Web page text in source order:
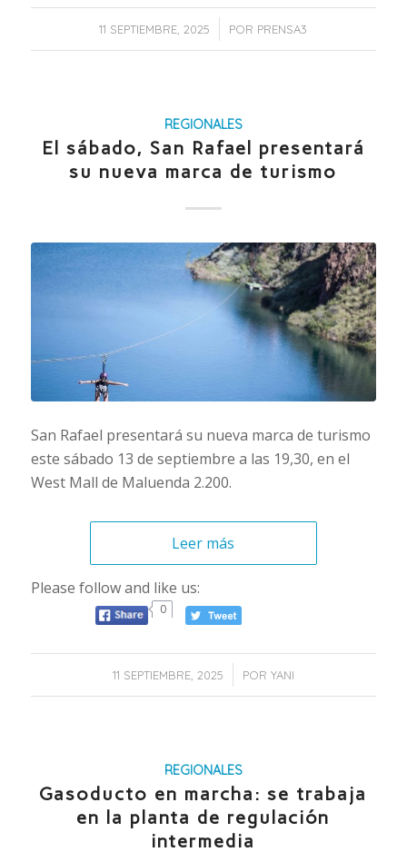
11 SEPTIEMBRE, 2025
/ POR PRENSA3
REGIONALES
El sábado, San Rafael presentará
su nueva marca de turismo
San Rafael presentará su nueva marca de turismo
este sábado 13 de septiembre a las 19,30, en el
West Mall de Maluenda 2.200.
Leer más
Please follow and like us:
0
11 SEPTIEMBRE, 2025
/ POR YANI
REGIONALES
Gasoducto en marcha: se trabaja
en la planta de regulación
intermedia